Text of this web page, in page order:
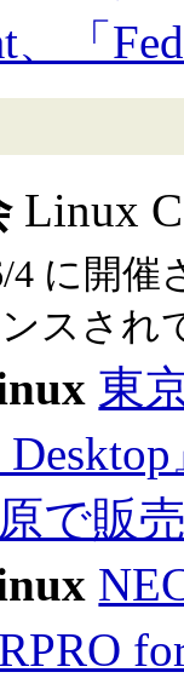
、「
Linux
4 に開
スされ
東
で販